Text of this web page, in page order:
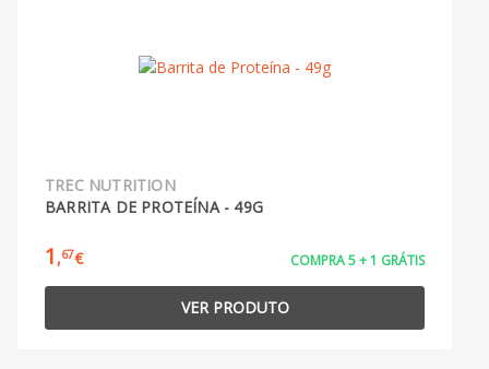
TREC NUTRITION
BARRITA DE PROTEÍNA - 49G
1 ,67€ COMPRA 5 + 1 GRÁTIS
VER PRODUTO